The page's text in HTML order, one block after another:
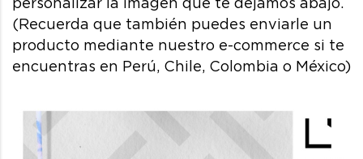
(Recuerda que también puedes enviarle un
producto mediante nuestro e-commerce si te
encuentras en Perú, Chile, Colombia o México)